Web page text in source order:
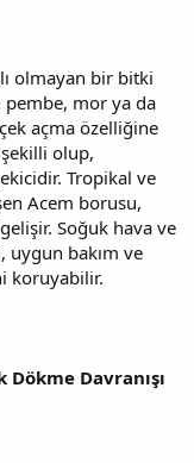
olmayan bir bitki
pembe, mor ya da
açma özelliğine
olup,
Tropikal ve
Acem borusu,
Soğuk hava ve
uygun bakım ve
koruyabilir.
Dökme Davranışı